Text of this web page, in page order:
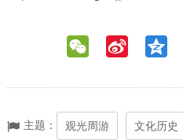
WeChat Sina
主题： 观光周游 文化历史